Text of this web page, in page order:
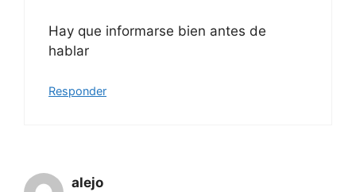
Hay que informarse bien antes de
hablar
Responder
alejo